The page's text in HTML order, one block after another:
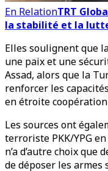
En RelationTRT
la stabilité et la
Elles soulignent que
une paix et une
Assad, alors que la
renforcer les
en étroite
Les sources ont
terroriste PKK/YPG
n’a d’autre choix
de déposer les armes